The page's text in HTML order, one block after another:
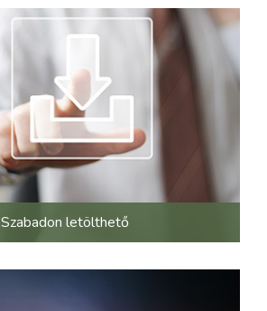
Szabadon letölthető